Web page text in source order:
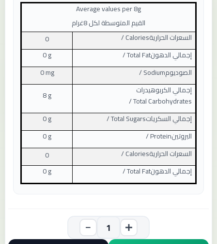
Average values ​​per8g
القيم المتوسطة لكل 8غرام
السعرات الحرارية/ Calories
0
إجمالي الدهون/ Total Fat
0 g
الصوديوم/ Sodium
0 mg
إجمالي الكربوهيدرات
/ Total Carbohydrates
8 g
إجمالي السكريات/ Total Sugars
0 g
البروتين/ Protein
0 g
السعرات الحرارية/ Calories
0
إجمالي الدهون/ Total Fat
0 g